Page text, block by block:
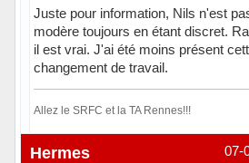
Juste pour information, Nils n'est
modère toujours en étant discret.
il est vrai. J'ai été moins présent
changement de travail.
Allez le SRFC et la TA Rennes!!!
Hors ligne 07-
Hermes